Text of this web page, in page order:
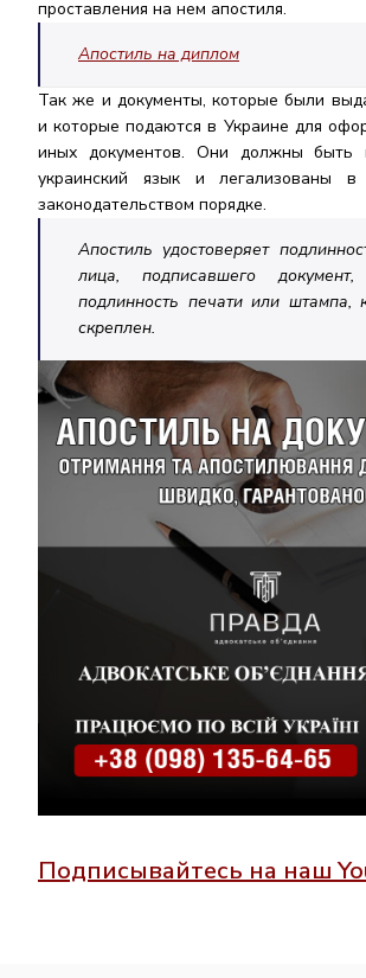
проставления на нем апостиля.
Апостиль на диплом
Так же и документы, которые были
и которые подаются в Украине для
иных документов. Они должны быть
украинский язык и легализованы в
законодательством порядке.
Апостиль удостоверяет
лица, подписавшего
подлинность печати или штампа,
скреплен.
Подписывайтесь на наш